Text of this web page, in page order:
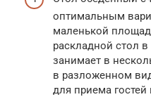
оптимальным
маленькой
раскладной стол
занимает в
в разложенном
для приема